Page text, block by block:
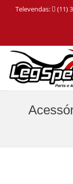
Televendas: (11)